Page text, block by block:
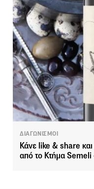
ΔΙΑΓΩΝΙΣΜΟΙ
Κάνε like & share και
από το Κτήμα Semeli